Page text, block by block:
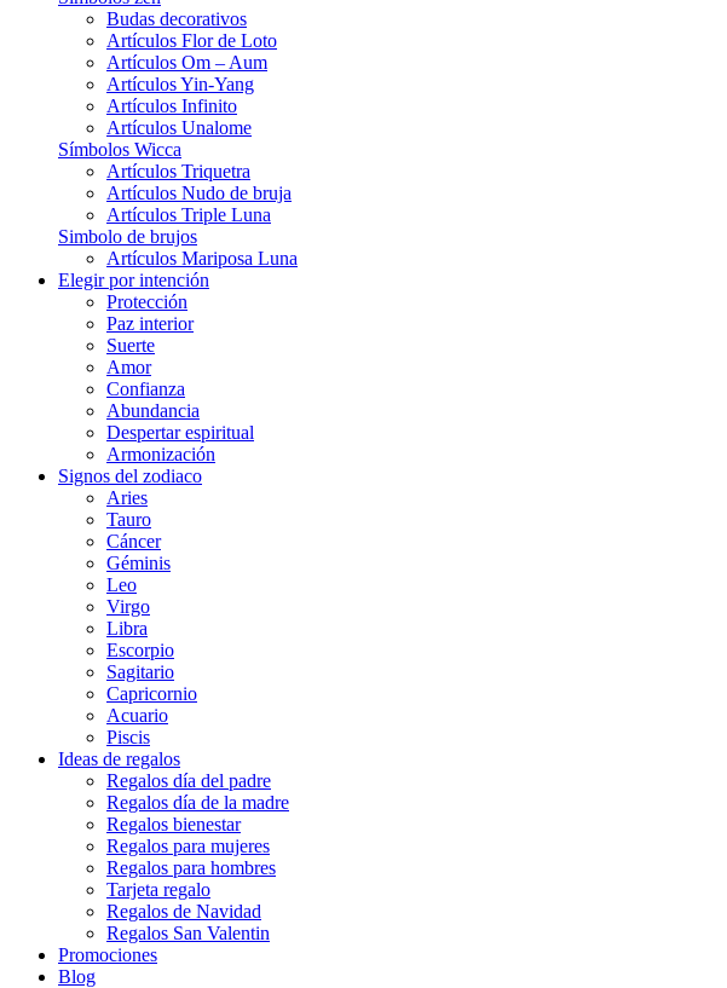
Budas decorativos
Artículos Flor de Loto
Artículos Om – Aum
Artículos Yin-Yang
Artículos Infinito
Artículos Unalome
Símbolos Wicca
Artículos Triquetra
Artículos Nudo de bruja
Artículos Triple Luna
Simbolo de brujos
Artículos Mariposa Luna
Elegir por intención
Protección
Paz interior
Suerte
Amor
Confianza
Abundancia
Despertar espiritual
Armonización
Signos del zodiaco
Aries
Tauro
Cáncer
Géminis
Leo
Virgo
Libra
Escorpio
Sagitario
Capricornio
Acuario
Piscis
Ideas de regalos
Regalos día del padre
Regalos día de la madre
Regalos bienestar
Regalos para mujeres
Regalos para hombres
Tarjeta regalo
Regalos de Navidad
Regalos San Valentin
Promociones
Blog